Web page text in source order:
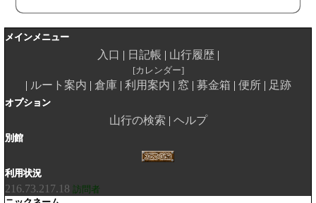
メインメニュー
入口 日記帳 山行履歴
カレンダー
ルート案内 倉庫 利用案内 窓 募金箱 便所 足跡
オプション
山行の検索 ヘルプ
別館
利用状況
216.73.217.18 訪問者